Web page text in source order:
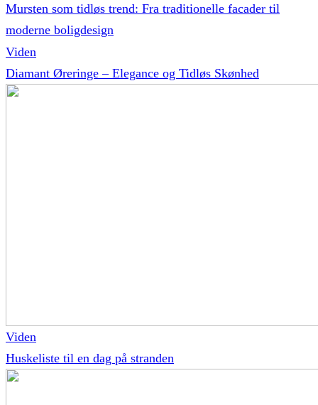
Mursten som tidløs trend: Fra traditionelle facader til
moderne boligdesign
Viden
Diamant Øreringe – Elegance og Tidløs Skønhed
Viden
Huskeliste til en dag på stranden